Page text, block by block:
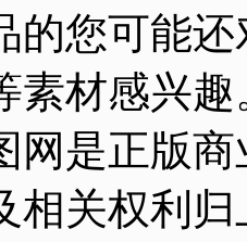
的您可能
素材感兴趣
网是正版
相关权利